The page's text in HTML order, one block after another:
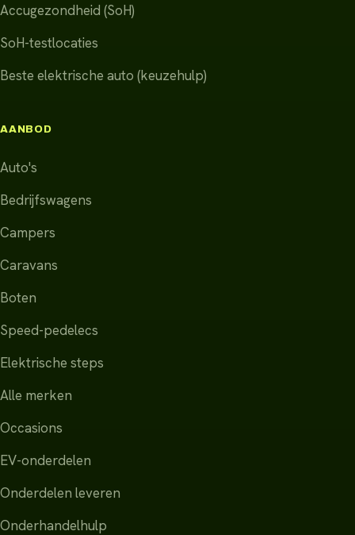
Accugezondheid (SoH)
SoH-testlocaties
Beste elektrische auto (keuzehulp)
AANBOD
Auto's
Bedrijfswagens
Campers
Caravans
Boten
Speed-pedelecs
Elektrische steps
Alle merken
Occasions
EV-onderdelen
Onderdelen leveren
Onderhandelhulp